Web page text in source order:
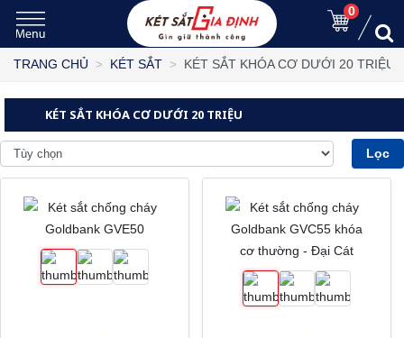
0
TRANG CHỦ KÉT SẮT KÉT SẮT KHÓA CƠ DƯỚI 20 TRIỆU
KÉT SẮT KHÓA CƠ DƯỚI 20 TRIỆU
Lọc